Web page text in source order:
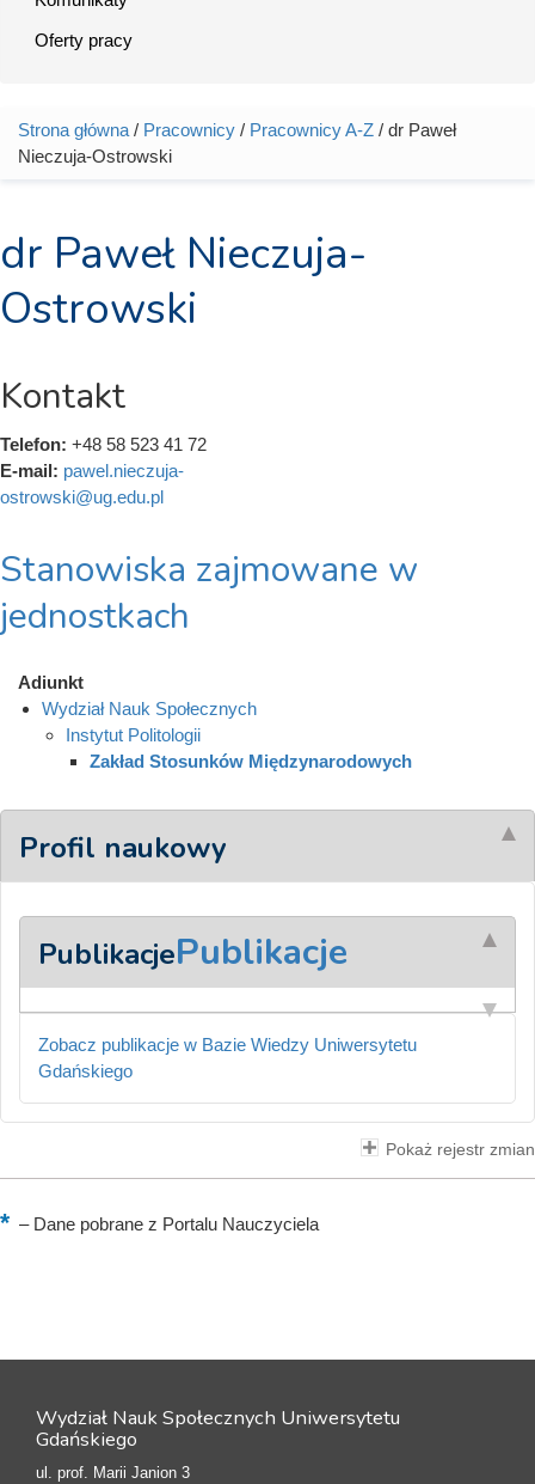
Oferty pracy
Jesteś tutaj
Strona główna / Pracownicy / Pracownicy A-Z / dr Paweł
Nieczuja-Ostrowski
dr Paweł Nieczuja-
Ostrowski
Kontakt
Telefon: +48 58 523 41 72
E-mail: pawel.nieczuja-
ostrowski@ug.edu.pl
Stanowiska zajmowane w
jednostkach
Adiunkt
Wydział Nauk Społecznych
Instytut Politologii
Zakład Stosunków Międzynarodowych
Profil naukowy
PublikacjePublikacje
Zobacz publikacje w Bazie Wiedzy Uniwersytetu
Gdańskiego
Pokaż rejestr zmian
–Dane pobrane z Portalu Nauczyciela
Wydział Nauk Społecznych Uniwersytetu
Gdańskiego
ul. prof. Marii Janion 3